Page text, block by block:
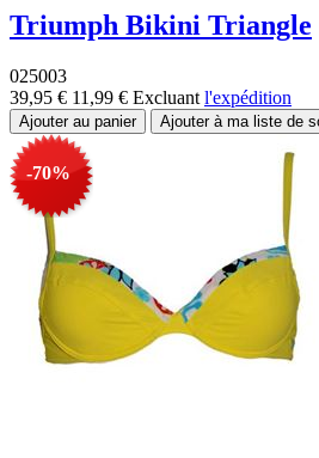
Triumph Bikini Triangle
025003
39,95 € 11,99 € Excluant l'expédition
-70%